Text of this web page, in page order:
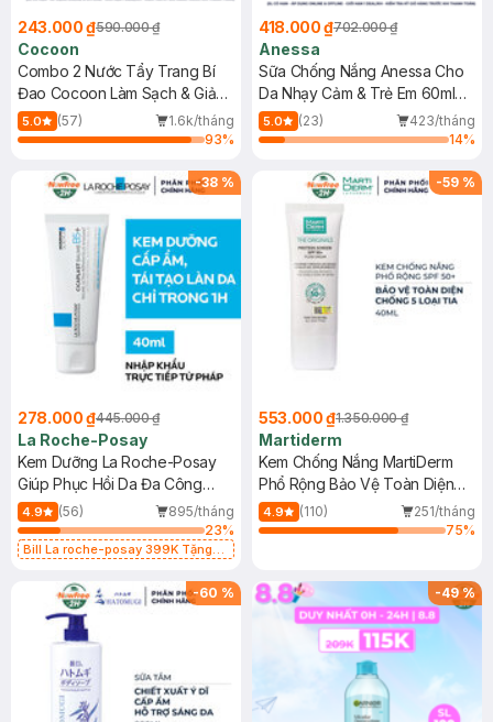
243.000 ₫590.000 ₫
Cocoon
Combo 2 Nước Tẩy Trang Bí
Đao Cocoon Làm Sạch & Giảm
Dầu 500ml
5.0 (57)
1.6k/tháng
93%
418.000 ₫702.000 ₫
Anessa
Sữa Chống Nắng Anessa Cho
Da Nhạy Cảm & Trẻ Em 60ml
(Mới)
5.0 (23)
423/tháng
14%
-38 %
278.000 ₫445.000 ₫
La Roche-Posay
Kem Dưỡng La Roche-Posay
Giúp Phục Hồi Da Đa Công
Dụng 40ml
4.9 (56)
895/tháng
23%
Bill La roche-posay 399K Tặng
(SL có hạn)
-59 %
553.000 ₫1.350.000 ₫
Martiderm
Kem Chống Nắng MartiDerm
Phổ Rộng Bảo Vệ Toàn Diện
40ml
4.9 (110)
251/tháng
75%
-60 % -49%